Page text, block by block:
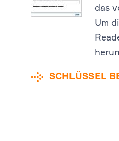
das
Um
SCHLÜSSEL